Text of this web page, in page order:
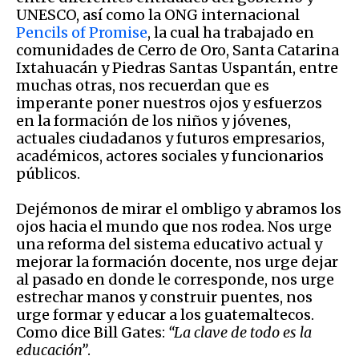
UNESCO, así como la ONG internacional
Pencils of Promise, la cual ha trabajado en
comunidades de Cerro de Oro, Santa Catarina
Ixtahuacán y Piedras Santas Uspantán, entre
muchas otras, nos recuerdan que es
imperante poner nuestros ojos y esfuerzos
en la formación de los niños y jóvenes,
actuales ciudadanos y futuros empresarios,
académicos, actores sociales y funcionarios
públicos.
Dejémonos de mirar el ombligo y abramos los
ojos hacia el mundo que nos rodea. Nos urge
una reforma del sistema educativo actual y
mejorar la formación docente, nos urge dejar
al pasado en donde le corresponde, nos urge
estrechar manos y construir puentes, nos
urge formar y educar a los guatemaltecos.
Como dice Bill Gates: “La clave de todo es la
educación”.